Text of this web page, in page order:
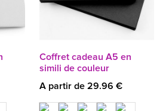
Coffret cadeau A5 en
simili de couleur
A partir de 29.96 €